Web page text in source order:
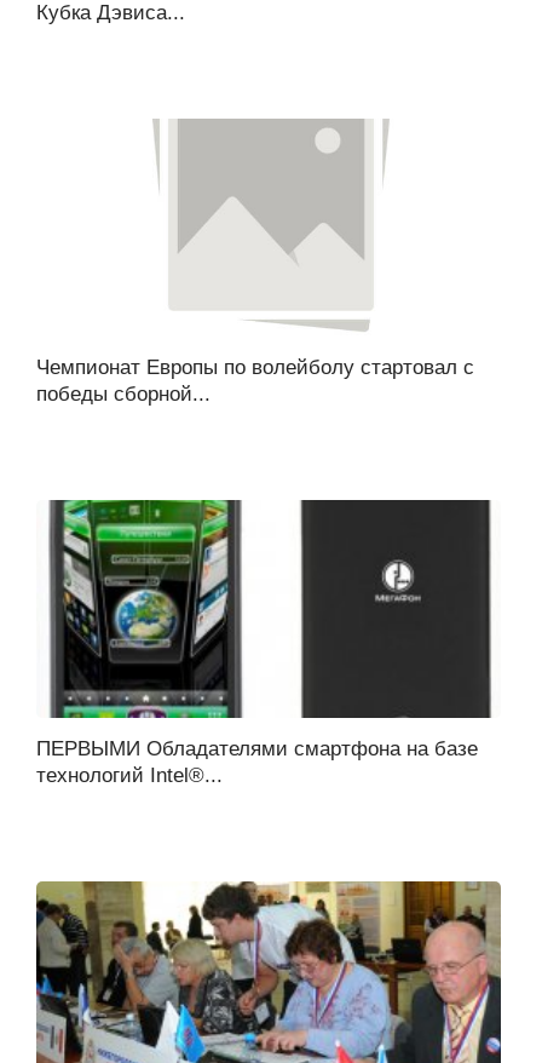
Кубка Дэвиса...
Чемпионат Европы по волейболу стартовал с
победы сборной...
ПЕРВЫМИ Обладателями смартфона на базе
технологий Intel®...